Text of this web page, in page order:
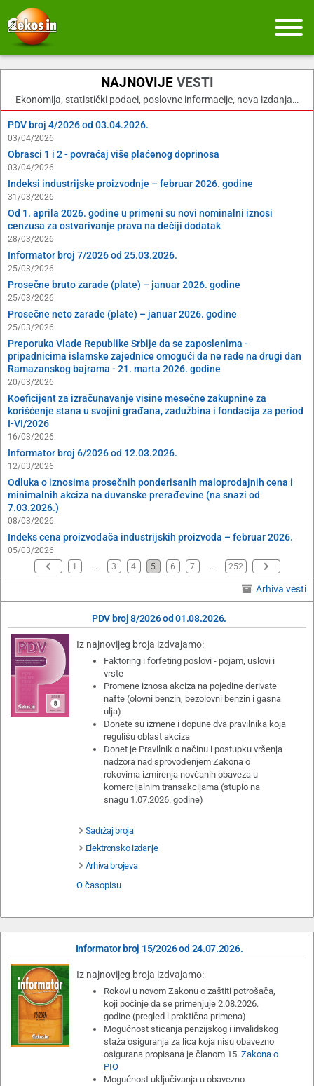
NAJNOVIJEVESTI
Ekonomija, statistički podaci, poslovne informacije, nova izdanja…
PDV broj 4/2026 od 03.04.2026.
03/04/2026
Obrasci 1 i 2 - povraćaj više plaćenog doprinosa
03/04/2026
Indeksi industrijske proizvodnje – februar 2026. godine
31/03/2026
Od 1. aprila 2026. godine u primeni su novi nominalni iznosi
cenzusa za ostvarivanje prava na dečiji dodatak
28/03/2026
Informator broj 7/2026 od 25.03.2026.
25/03/2026
Prosečne bruto zarade (plate) – januar 2026. godine
25/03/2026
Prosečne neto zarade (plate) – januar 2026. godine
25/03/2026
Preporuka Vlade Republike Srbije da se zaposlenima -
pripadnicima islamske zajednice omogući da ne rade na drugi dan
Ramazanskog bajrama - 21. marta 2026. godine
20/03/2026
Koeficijent za izračunavanje visine mesečne zakupnine za
korišćenje stana u svojini građana, zadužbina i fondacija za period
I-VI/2026
16/03/2026
Informator broj 6/2026 od 12.03.2026.
12/03/2026
Odluka o iznosima prosečnih ponderisanih maloprodajnih cena i
minimalnih akciza na duvanske prerađevine (na snazi od
7.03.2026.)
08/03/2026
Indeks cena proizvođača industrijskih proizvoda – februar 2026.
05/03/2026
1
… 3 4 5 6 7 … 252
Arhiva vesti
PDV broj 8/2026 od 01.08.2026.
Iz najnovijeg broja izdvajamo:
Faktoring i forfeting poslovi - pojam, uslovi i
vrste
Promene iznosa akciza na pojedine derivate
nafte (olovni benzin, bezolovni benzin i gasna
ulja)
Donete su izmene i dopune dva pravilnika koja
regulišu oblast akciza
Donet je Pravilnik o načinu i postupku vršenja
nadzora nad sprovođenjem Zakona o
rokovima izmirenja novčanih obaveza u
komercijalnim transakcijama (stupio na
snagu 1.07.2026. godine)
Sadržaj broja
Elektronsko izdanje
Arhiva brojeva
O časopisu
Informator broj 15/2026 od 24.07.2026.
Iz najnovijeg broja izdvajamo:
Rokovi u novom Zakonu o zaštiti potrošača,
koji počinje da se primenjuje 2.08.2026.
godine (pregled i praktična primena)
Mogućnost sticanja penzijskog i invalidskog
staža osiguranja za lica koja nisu obavezno
osigurana propisana je članom 15. Zakona o
PIO
Mogućnost uključivanja u obavezno